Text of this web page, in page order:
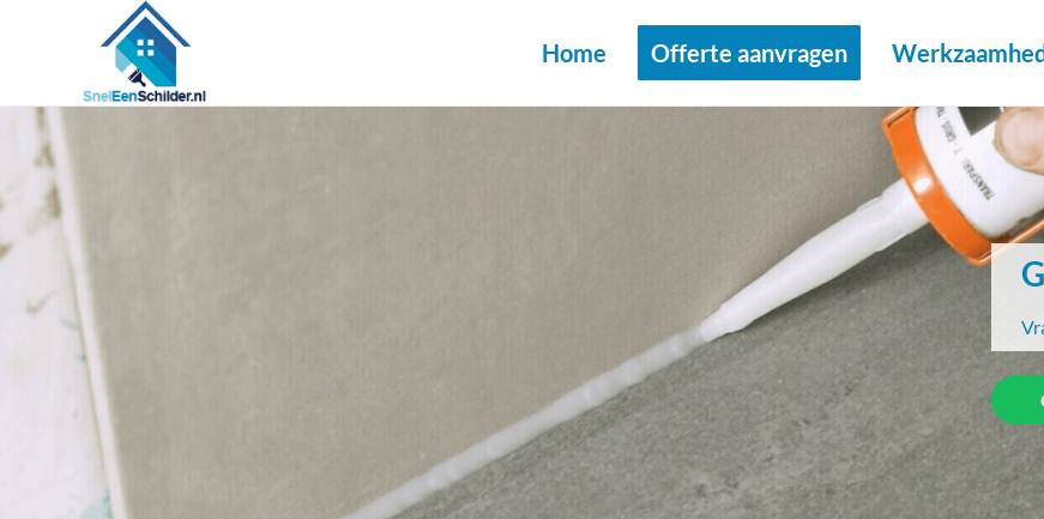
Home Offerte aanvragen